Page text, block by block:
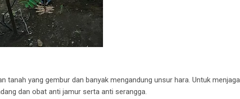
tanah yang gembur dan banyak mengandung unsur hara. Untuk menjaga
dan obat anti jamur serta anti serangga.